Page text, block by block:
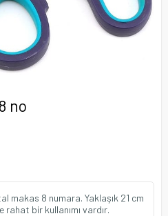
no
makas 8 numara. Yaklaşık 21 cm
rahat bir kullanımı vardır.